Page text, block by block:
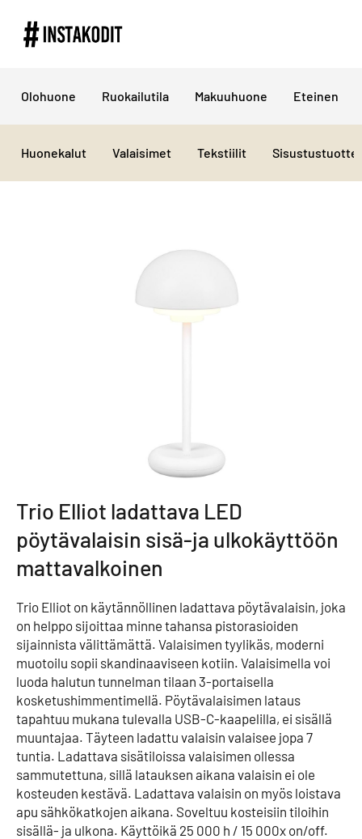
Olohuone Ruokailutila Makuuhuone Eteinen
Huonekalut Valaisimet Tekstiilit
Trio Elliot ladattava LED
pöytävalaisin sisä-ja ulkokäyttöön
mattavalkoinen
Trio Elliot on käytännöllinen ladattava pöytävalaisin, joka
on helppo sijoittaa minne tahansa pistorasioiden
sijainnista välittämättä. Valaisimen tyylikäs, moderni
muotoilu sopii skandinaaviseen kotiin. Valaisimella voi
luoda halutun tunnelman tilaan 3-portaisella
kosketushimmentimellä. Pöytävalaisimen lataus
tapahtuu mukana tulevalla USB-C-kaapelilla, ei sisällä
muuntajaa. Täyteen ladattu valaisin valaisee jopa 7
tuntia. Ladattava sisätiloissa valaisimen ollessa
sammutettuna, sillä latauksen aikana valaisin ei ole
kosteuden kestävä. Ladattava valaisin on myös loistava
apu sähkökatkojen aikana. Soveltuu kosteisiin tiloihin
sisällä- ja ulkona. Käyttöikä 25 000 h / 15 000x on/off.